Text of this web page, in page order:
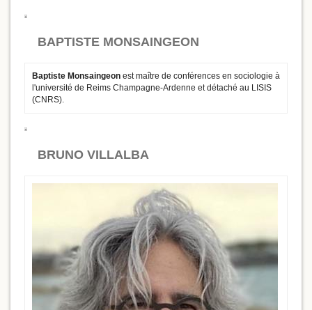
BAPTISTE MONSAINGEON
Baptiste Monsaingeon est maître de conférences en sociologie à
l'université de Reims Champagne-Ardenne et détaché au LISIS
(CNRS).
BRUNO VILLALBA